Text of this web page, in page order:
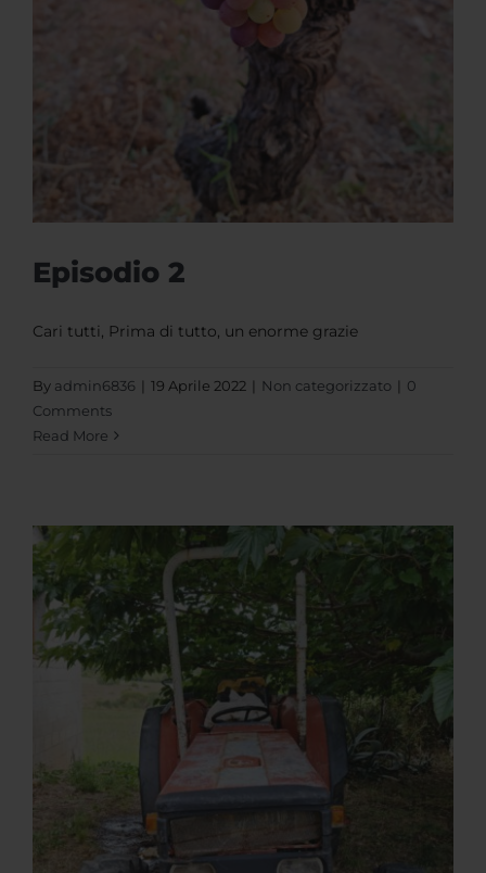
Episodio 2
Cari tutti, Prima di tutto, un enorme grazie
By admin6836 | 19 Aprile 2022 | Non categorizzato | 0
Comments
Read More